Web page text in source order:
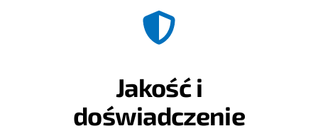
Jakość i
doświadczenie